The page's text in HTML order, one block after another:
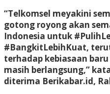
“Telkomsel meyakini
gotong royong akan
Indonesia untuk
#BangkitLebihKuat,
terhadap kebiasaan
masih berlangsung,”
diterima Berikabar.id,